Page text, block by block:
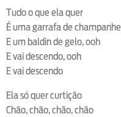
Tudo o que ela quer
É uma garrafa de champanhe
E um baldin de gelo, ooh
E vai descendo, ooh
E vai descendo
Ela só quer curtição
Chão, chão, chão, chão